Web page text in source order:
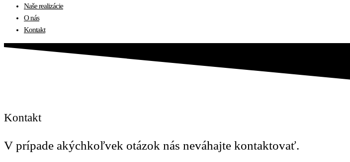
Naše realizácie
O nás
Kontakt
Kontakt
V prípade akýchkoľvek otázok nás neváhajte kontaktovať.